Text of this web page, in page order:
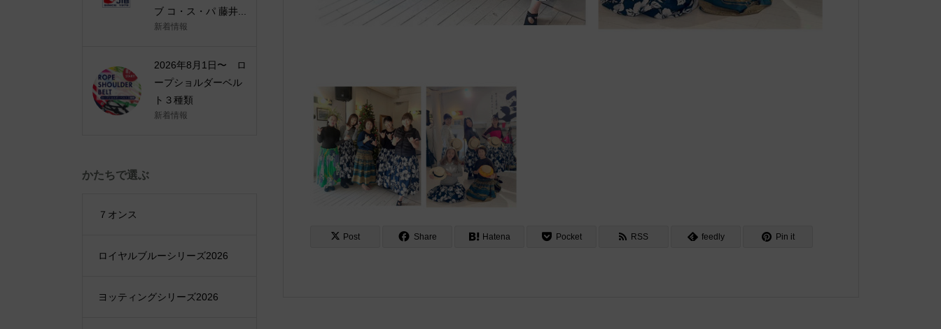
Post Share Hatena Pocket RSS feedly Pin it
ブ コ・ス・パ 藤井...
新着情報
2026年8月1日〜 ロ
ープショルダーベル
ト３種類
新着情報
かたちで選ぶ
７オンス
ロイヤルブルーシリーズ2026
ヨッティングシリーズ2026